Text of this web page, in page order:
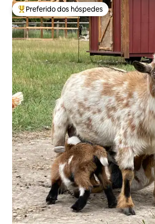
Entre os melhores preferidos dos hóspedes
Preferido dos hóspedes